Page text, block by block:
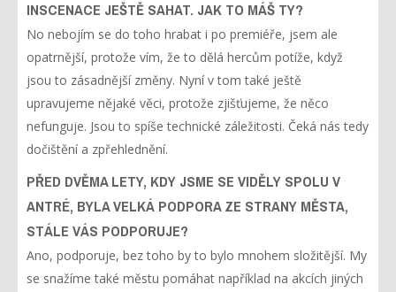
INSCENACE JEŠTĚ SAHAT. JAK TO MÁŠ TY?
No nebojím se do toho hrabat i po premiéře, jsem ale
opatrnější, protože vím, že to dělá hercům potíže, když
jsou to zásadnější změny. Nyní v tom také ještě
upravujeme nějaké věci, protože zjišťujeme, že něco
nefunguje. Jsou to spíše technické záležitosti. Čeká nás tedy
dočištění a zpřehlednění.
PŘED DVĚMA LETY, KDY JSME SE VIDĚLY SPOLU V
ANTRÉ, BYLA VELKÁ PODPORA ZE STRANY MĚSTA,
STÁLE VÁS PODPORUJE?
Ano, podporuje, bez toho by to bylo mnohem složitější. My
se snažíme také městu pomáhat například na akcích jiných